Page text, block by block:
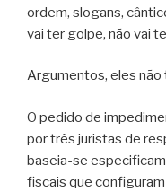
ordem, slogans,
vai ter golpe, não vai
Argumentos, eles não
O pedido de
por três juristas de
baseia-se
fiscais que